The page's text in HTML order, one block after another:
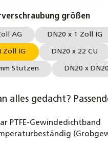
größen
AG DN20 x 1 Zoll IG
Zoll IG DN20 x 22 CU
Stutzen DN20 x DN20
alles gedacht?
PTFE-Gewindedichtband